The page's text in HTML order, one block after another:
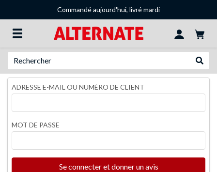
Commandé aujourd'hui, livré mardi
ADRESSE E-MAIL OU NUMÉRO DE CLIENT
MOT DE PASSE
Se connecter et donner un avis